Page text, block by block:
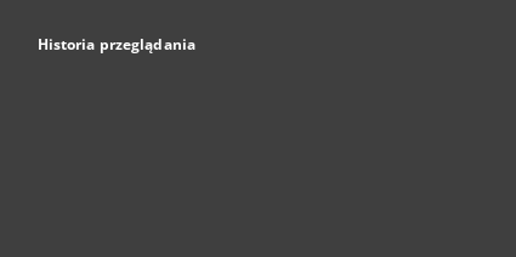
Historia przeglądania